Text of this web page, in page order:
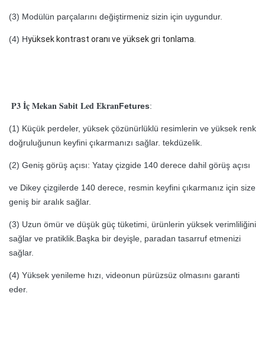
(3) Modülün parçalarını değiştirmeniz sizin için uygundur.
(4) Hyüksek kontrast oranı ve yüksek gri tonlama.
P3 İç Mekan Sabit Led EkranFetures:
(1) Küçük perdeler, yüksek çözünürlüklü resimlerin ve yüksek renk
doğruluğunun keyfini çıkarmanızı sağlar. tekdüzelik.
(2) Geniş görüş açısı: Yatay çizgide 140 derece dahil görüş açısı
ve Dikey çizgilerde 140 derece, resmin keyfini çıkarmanız için size
geniş bir aralık sağlar.
(3) Uzun ömür ve düşük güç tüketimi, ürünlerin yüksek verimliliğini
sağlar ve pratiklik.Başka bir deyişle, paradan tasarruf etmenizi
sağlar.
(4) Yüksek yenileme hızı, videonun pürüzsüz olmasını garanti
eder.